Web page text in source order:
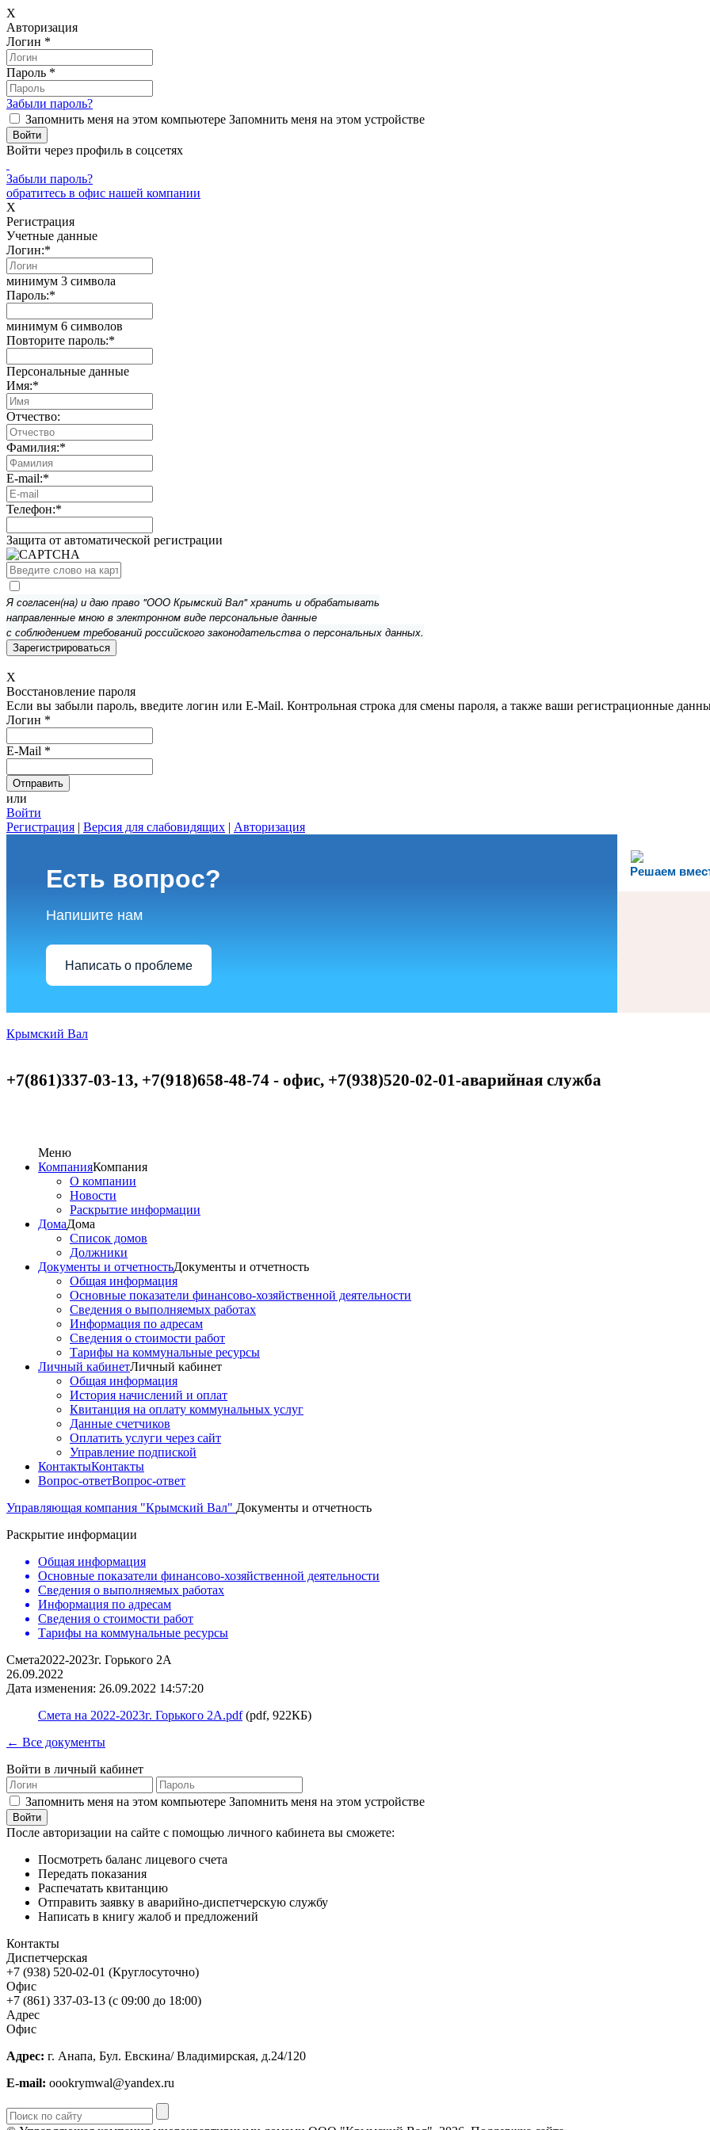
X
Авторизация
Логин *
Пароль *
Забыли пароль?
Запомнить меня на этом компьютере Запомнить меня на этом устройстве
Войти через профиль в соцсетях
Забыли пароль?
обратитесь в офис нашей компании
X
Регистрация
Учетные данные
Логин:*
минимум 3 символа
Пароль:*
минимум 6 символов
Повторите пароль:*
Персональные данные
Имя:*
Отчество:
Фамилия:*
E-mail:*
Телефон:*
Защита от автоматической регистрации
Я согласен(на) и даю право "ООО Крымский Вал" хранить и обрабатывать
направленные мною в электронном виде персональные данные
с соблюдением требований российского законодательства о персональных данных.
X
Восстановление пароля
Если вы забыли пароль, введите логин или E-Mail. Контрольная строка для смены пароля, а также ваши регистрационные
Логин *
E-Mail *
или
Войти
Регистрация | Версия для слабовидящих | Авторизация
Решаем
Есть вопрос?
Напишите нам
Написать о проблеме
Крымский Вал
+7(861)337-03-13, +7(918)658-48-74 - офис, +7(938)520-02-01-аварийная служба
Меню
КомпанияКомпания
О компании
Новости
Раскрытие информации
ДомаДома
Список домов
Должники
Документы и отчетностьДокументы и отчетность
Общая информация
Основные показатели финансово-хозяйственной деятельности
Сведения о выполняемых работах
Информация по адресам
Сведения о стоимости работ
Тарифы на коммунальные ресурсы
Личный кабинетЛичный кабинет
Общая информация
История начислений и оплат
Квитанция на оплату коммунальных услуг
Данные счетчиков
Оплатить услуги через сайт
Управление подпиской
КонтактыКонтакты
Вопрос-ответВопрос-ответ
Управляющая компания "Крымский Вал" Документы и отчетность
Раскрытие информации
Общая информация
Основные показатели финансово-хозяйственной деятельности
Сведения о выполняемых работах
Информация по адресам
Сведения о стоимости работ
Тарифы на коммунальные ресурсы
Смета2022-2023г. Горького 2А
26.09.2022
Дата изменения: 26.09.2022 14:57:20
Смета на 2022-2023г. Горького 2А.pdf(pdf, 922КБ)
← Все документы
Войти в личный кабинет
Запомнить меня на этом компьютере Запомнить меня на этом устройстве
После авторизации на сайте с помощью личного кабинета вы сможете:
Посмотреть баланс лицевого счета
Передать показания
Распечатать квитанцию
Отправить заявку в аварийно-диспетчерскую службу
Написать в книгу жалоб и предложений
Контакты
Диспетчерская
+7 (938) 520-02-01 (Круглосуточно)
Офис
+7 (861) 337-03-13 (с 09:00 до 18:00)
Адрес
Офис
Адрес: г. Анапа, Бул. Евскина/ Владимирская, д.24/120
E-mail: oookrymwal@yandex.ru